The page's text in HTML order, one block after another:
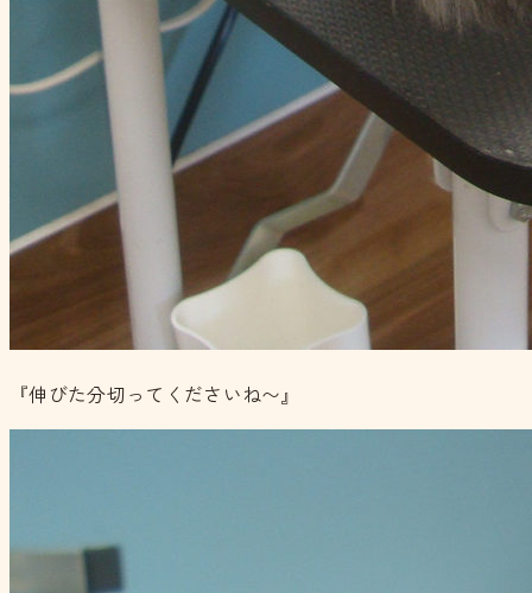
『伸びた分切ってくださいね〜』